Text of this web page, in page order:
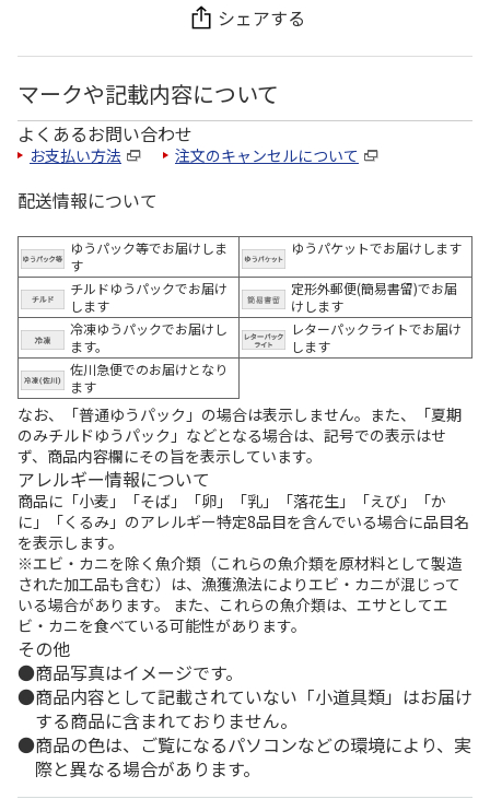
シェアする
マークや記載内容について
よくあるお問い合わせ
お支払い方法 注文のキャンセルについて
配送情報について
ゆうパック等でお届けしま
す
ゆうパケットでお届けします
チルドゆうパックでお届け
します
定形外郵便(簡易書留)でお届
けします
冷凍ゆうパックでお届けし
ます。
レターパックライトでお届け
します
佐川急便でのお届けとなり
ます
なお、「普通ゆうパック」の場合は表示しません。また、「夏期
のみチルドゆうパック」などとなる場合は、記号での表示はせ
ず、商品内容欄にその旨を表示しています。
アレルギー情報について
商品に「小麦」「そば」「卵」「乳」「落花生」「えび」「か
に」「くるみ」のアレルギー特定8品目を含んでいる場合に品目名
を表示します。
※エビ・カニを除く魚介類（これらの魚介類を原材料として製造
された加工品も含む）は、漁獲漁法によりエビ・カニが混じって
いる場合があります。 また、これらの魚介類は、エサとしてエ
ビ・カニを食べている可能性があります。
その他
商品写真はイメージです。
商品内容として記載されていない「小道具類」はお届け
する商品に含まれておりません。
商品の色は、ご覧になるパソコンなどの環境により、実
際と異なる場合があります。